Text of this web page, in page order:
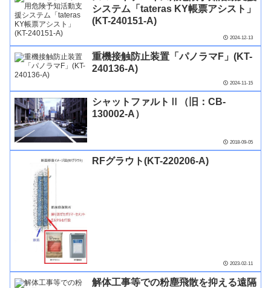
システム「tateras KY帳票アシスト」
(KT-240151-A)
2024-12-13
重機接触防止装置「パノラマF」(KT-
240136-A)
2024-11-15
シャットファルトⅡ（旧：CB-
130002-A）
2018-09-05
RFグラウト(KT-220206-A)
2023-02-11
解体工事等での粉塵飛散を抑える遠隔